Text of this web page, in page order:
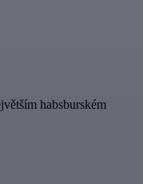
habsburském